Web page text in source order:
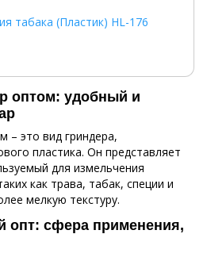
оптом: удобный и
– это вид гриндера,
пластика. Он представляет
для измельчения
как трава, табак, специи и
мелкую текстуру.
опт: сфера применения,
табака (Пластик) HL-176